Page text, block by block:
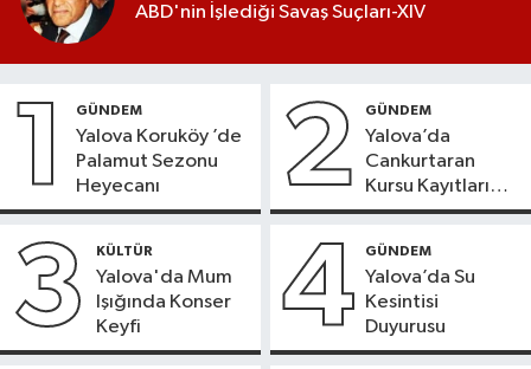
ABD'nin İşlediği Savaş Suçları-XIV
1 GÜNDEM
Yalova Koruköy ’de
Palamut Sezonu
Heyecanı
2 GÜNDEM
Yalova’da
Cankurtaran
Kursu Kayıtları
Başladı
3 KÜLTÜR
Yalova'da Mum
Işığında Konser
Keyfi
4 GÜNDEM
Yalova’da Su
Kesintisi
Duyurusu